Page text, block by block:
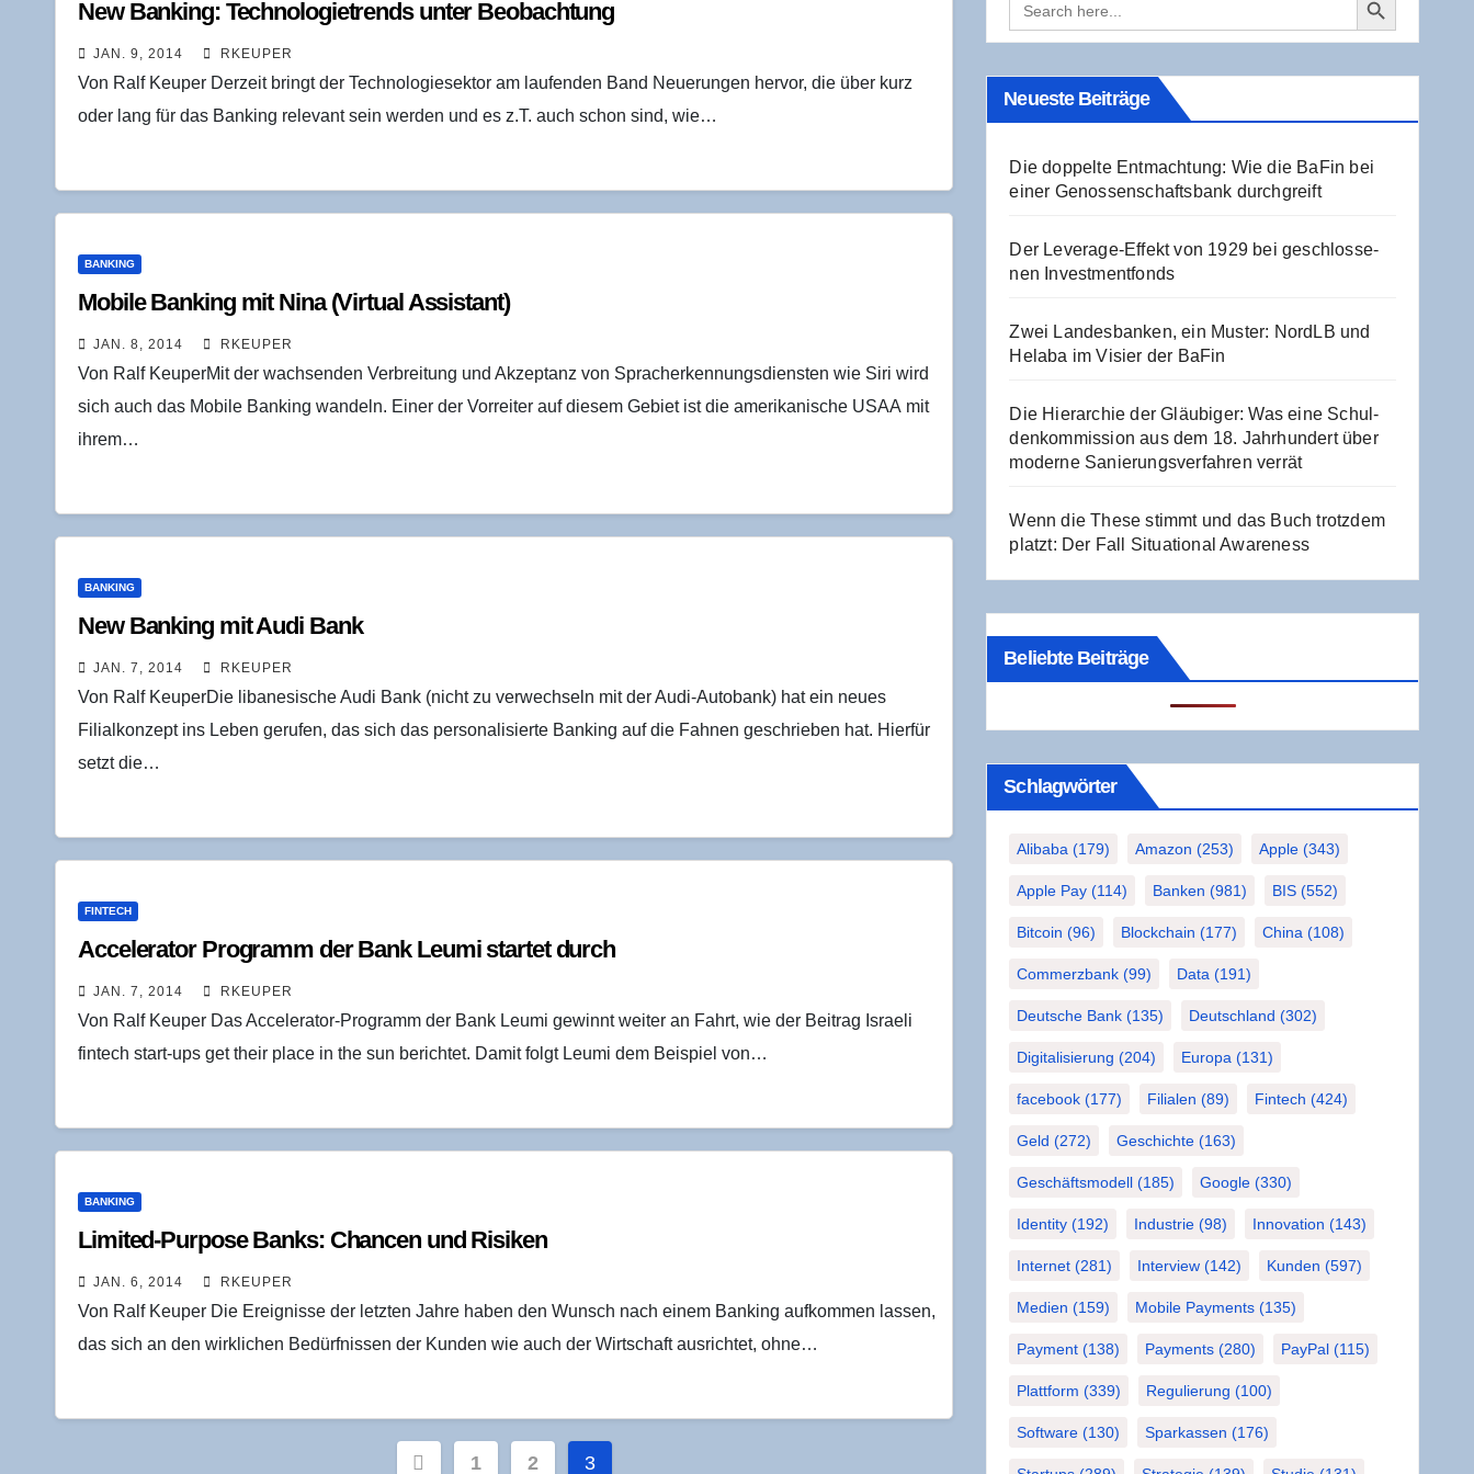
New Ban­king: Tech­no­lo­gie­trends unter Beobachtung
JAN. 9, 2014 RKEUPER
Von Ralf Keuper Derzeit bringt der Technologiesektor am laufenden Band Neuerungen hervor, die über kurz
oder lang für das Banking relevant sein werden und es z.T. auch schon sind, wie…
BANKING
Mobi­le Ban­king mit Nina (Vir­tu­al Assistant)
JAN. 8, 2014 RKEUPER
Von Ralf KeuperMit der wachsenden Verbreitung und Akzeptanz von Spracherkennungsdiensten wie Siri wird
sich auch das Mobile Banking wandeln. Einer der Vorreiter auf diesem Gebiet ist die amerikanische USAA mit
ihrem…
BANKING
New Ban­king mit Audi Bank
JAN. 7, 2014 RKEUPER
Von Ralf KeuperDie libanesische Audi Bank (nicht zu verwechseln mit der Audi-Autobank) hat ein neues
Filialkonzept ins Leben gerufen, das sich das personalisierte Banking auf die Fahnen geschrieben hat. Hierfür
setzt die…
FINTECH
Acce­le­ra­tor Pro­gramm der Bank Leumi star­tet durch
JAN. 7, 2014 RKEUPER
Von Ralf Keuper Das Accelerator-Programm der Bank Leumi gewinnt weiter an Fahrt, wie der Beitrag Israeli
fintech start-ups get their place in the sun berichtet. Damit folgt Leumi dem Beispiel von…
BANKING
Limi­t­ed-Pur­po­se Banks: Chan­cen und Risiken
JAN. 6, 2014 RKEUPER
Von Ralf Keuper Die Ereignisse der letzten Jahre haben den Wunsch nach einem Banking aufkommen lassen,
das sich an den wirklichen Bedürfnissen der Kunden wie auch der Wirtschaft ausrichtet, ohne…
Seitennummerierung
1 2 3
for:
Neu­es­te Beiträge
Die dop­pel­te Ent­mach­tung: Wie die BaFin bei
einer Genos­sen­schafts­bank durchgreift
Der Levera­ge-Effekt von 1929 bei geschlos­se­
nen Investmentfonds
Zwei Lan­des­ban­ken, ein Mus­ter: NordLB und
Hela­ba im Visier der BaFin
Die Hier­ar­chie der Gläu­bi­ger: Was eine Schul­
den­kom­mis­si­on aus dem 18. Jahr­hun­dert über
moder­ne Sanie­rungs­ver­fah­ren verrät
Wenn die The­se stimmt und das Buch trotz­dem
platzt: Der Fall Situa­tio­nal Awareness
Beliebte Beiträge
Schlag­wör­ter
Alibaba (179) Amazon (253) Apple (343)
Apple Pay (114) Banken (981) BIS (552)
Bitcoin (96) Blockchain (177) China (108)
Commerzbank (99) Data (191)
Deutsche Bank (135) Deutschland (302)
Digitalisierung (204) Europa (131)
facebook (177) Filialen (89) Fintech (424)
Geld (272) Geschichte (163)
Geschäftsmodell (185) Google (330)
Identity (192) Industrie (98) Innovation (143)
Internet (281) Interview (142) Kunden (597)
Medien (159) Mobile Payments (135)
Payment (138) Payments (280) PayPal (115)
Plattform (339) Regulierung (100)
Software (130) Sparkassen (176)